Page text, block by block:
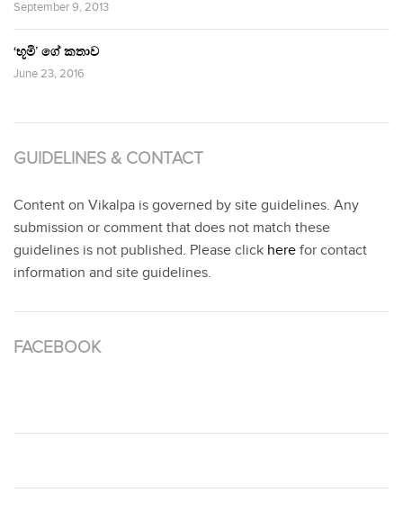
September 9, 2013
‘භූමි’ ගේ කතාව
June 23, 2016
GUIDELINES & CONTACT
Content on Vikalpa is governed by site guidelines. Any
submission or comment that does not match these
guidelines is not published. Please click here for contact
information and site guidelines.
FACEBOOK